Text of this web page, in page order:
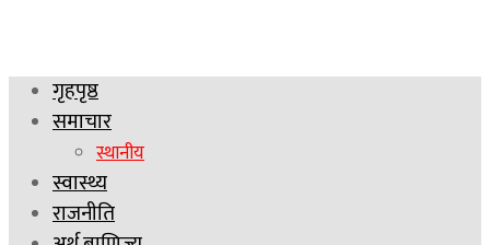
गृहपृष्ठ
समाचार
स्थानीय
स्वास्थ्य
राजनीति